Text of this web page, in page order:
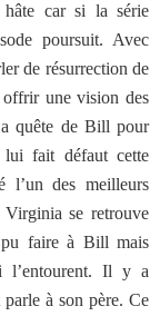
hâte car si la série
poursuit. Avec
de résurrection de
une vision des
quête de Bill pour
lui fait défaut cette
l’un des meilleurs
Virginia se retrouve
faire à Bill mais
l’entourent. Il y a
parle à son père. Ce